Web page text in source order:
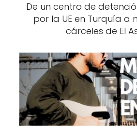
De un centro de
por la UE en Turquía a
cárceles de El